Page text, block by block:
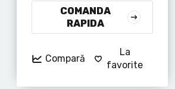
COMANDA
RAPIDA
Compară
La
favorite